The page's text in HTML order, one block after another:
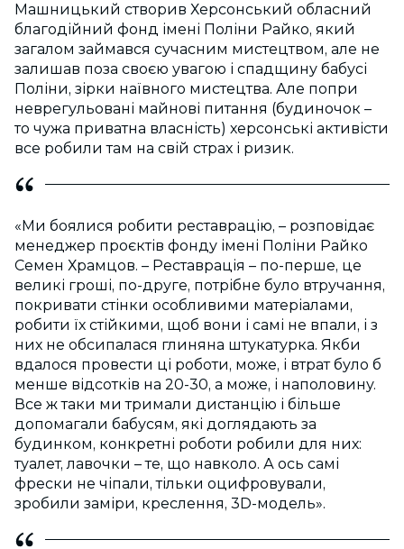
Машницький створив Херсонський обласний
благодійний фонд імені Поліни Райко, який
загалом займався сучасним мистецтвом, але не
залишав поза своєю увагою і спадщину бабусі
Поліни, зірки наївного мистецтва. Але попри
неврегульовані майнові питання (будиночок –
то чужа приватна власність) херсонські активісти
все робили там на свій страх і ризик.
«Ми боялися робити реставрацію, – розповідає
менеджер проєктів фонду імені Поліни Райко
Семен Храмцов. – Реставрація – по-перше, це
великі гроші, по-друге, потрібне було втручання,
покривати стінки особливими матеріалами,
робити їх стійкими, щоб вони і самі не впали, і з
них не обсипалася глиняна штукатурка. Якби
вдалося провести ці роботи, може, і втрат було б
менше відсотків на 20-30, а може, і наполовину.
Все ж таки ми тримали дистанцію і більше
допомагали бабусям, які доглядають за
будинком, конкретні роботи робили для них:
туалет, лавочки – те, що навколо. А ось самі
фрески не чіпали, тільки оцифровували,
зробили заміри, креслення, 3D-модель».